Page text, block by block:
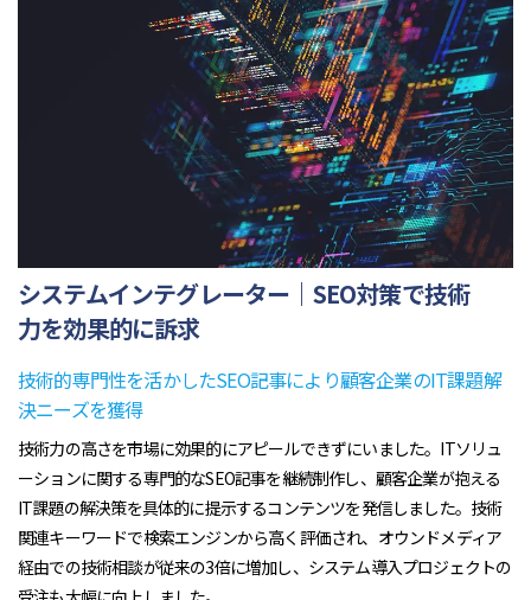
システムインテグレーター｜SEO対策で技術
力を効果的に訴求
技術的専門性を活かしたSEO記事により顧客企業のIT課題解
決ニーズを獲得
技術力の高さを市場に効果的にアピールできずにいました。ITソリュ
ーションに関する専門的なSEO記事を継続制作し、顧客企業が抱える
IT課題の解決策を具体的に提示するコンテンツを発信しました。技術
関連キーワードで検索エンジンから高く評価され、オウンドメディア
経由での技術相談が従来の3倍に増加し、システム導入プロジェクトの